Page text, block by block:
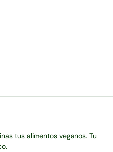
tus alimentos veganos. Tu